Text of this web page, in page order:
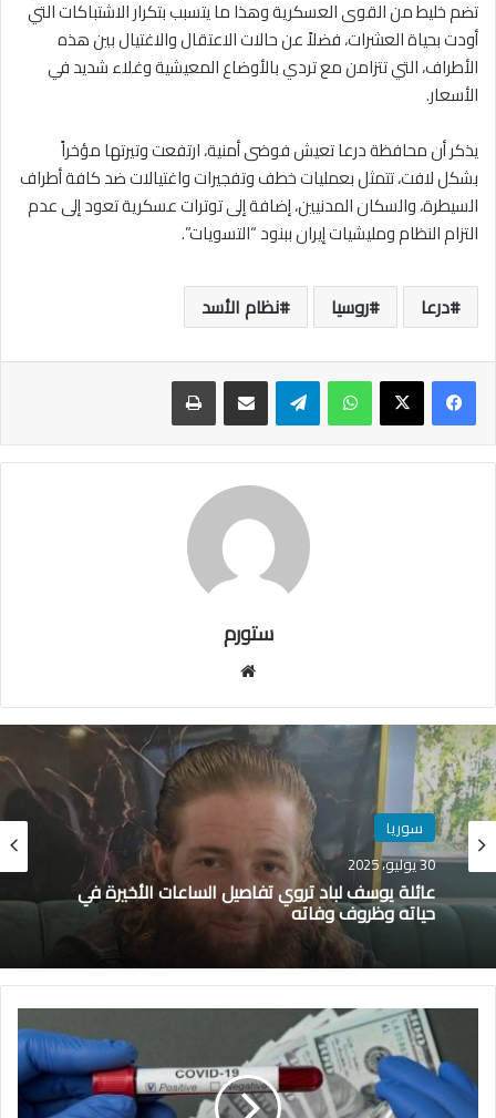
تضم خليط من القوى العسكرية وهذا ما يتسبب بتكرار الاشتباكات التي
أودت بحياة العشرات، فضلاً عن حالات الاعتقال والاغتيال بين هذه
الأطراف، التي تتزامن مع تردي بالأوضاع المعيشية وغلاء شديد في
الأسعار.
يذكر أن محافظة درعا تعيش فوضى أمنية، ارتفعت وتيرتها مؤخراً
بشكل لافت، تتمثل بعمليات خطف وتفجيرات واغتيالات ضد كافة أطراف
السيطرة، والسكان المدنيين، إضافة إلى توترات عسكرية تعود إلى عدم
التزام النظام ومليشيات إيران ببنود “التسويات”.
درعا روسيا نظام الأسد
واتساب تيلقرام
ستورم
الوي
ب
سوريا
30 يوليو، 2025
عائلة يوسف لباد تروي تفاصيل الساعات الأخيرة في
حياته وظروف وفاته
ي
ر